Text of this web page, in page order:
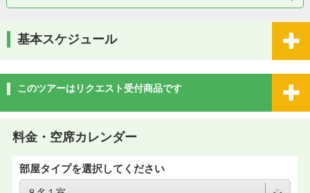
基本スケジュール
このツアーはリクエスト受付商品です
料金・空席カレンダー
部屋タイプを選択してください